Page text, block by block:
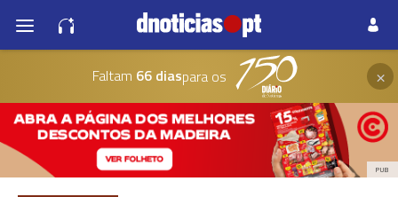
Faltam 66 diaspara os ×
PUB